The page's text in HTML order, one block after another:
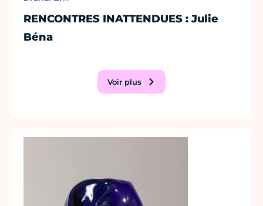
RENCONTRES INATTENDUES : Julie
Béna
Voir plus